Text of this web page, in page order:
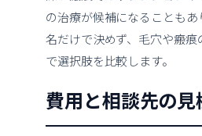
の治療が候補になることも
名だけで決めず、毛穴や瘢
で選択肢を比較します。
費用と相談先の見